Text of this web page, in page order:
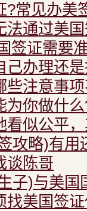
?常见办美
法通过美
签证需要
己办理还
些注意事
为你做什
看似公平
攻略)有用
谈陈哥
子)与美国
找美国签